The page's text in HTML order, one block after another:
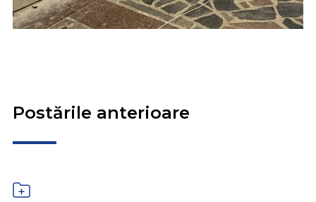
Postările anterioare